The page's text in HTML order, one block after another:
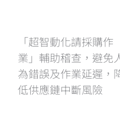
文
章
「超智動化請採購作
業」輔助稽查，避免
為錯誤及作業延遲，
低供應鏈中斷風險